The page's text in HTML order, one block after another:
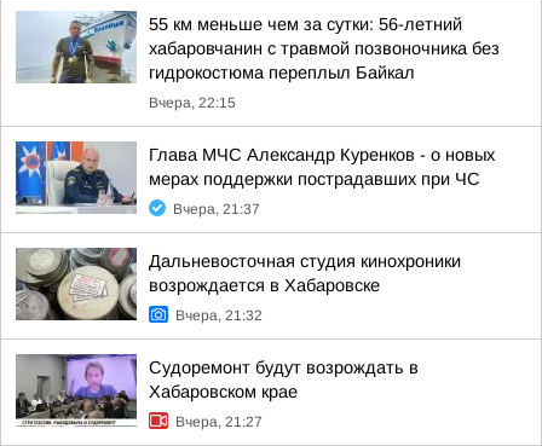
55 км меньше чем за сутки: 56-летний
хабаровчанин с травмой позвоночника без
гидрокостюма переплыл Байкал
Вчера, 22:15
Глава МЧС Александр Куренков - о новых
мерах поддержки пострадавших при ЧС
Вчера, 21:37
Дальневосточная студия кинохроники
возрождается в Хабаровске
Вчера, 21:32
Судоремонт будут возрождать в
Хабаровском крае
Вчера, 21:27